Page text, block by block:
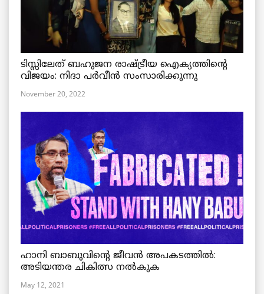
ടിസ്സിലേത് ബഹുജന രാഷ്ട്രീയ ഐക്യത്തിന്റെ
വിജയം: നിദാ പർവീൻ സംസാരിക്കുന്നു
November 20, 2022
ഹാനി ബാബുവിന്റെ ജീവൻ അപകടത്തിൽ:
അടിയന്തര ചികിത്സ നൽകുക
May 12, 2021